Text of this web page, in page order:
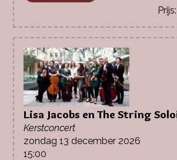
Lisa Jacobs en The String
Kerstconcert
zondag 13 december 2026
15:00